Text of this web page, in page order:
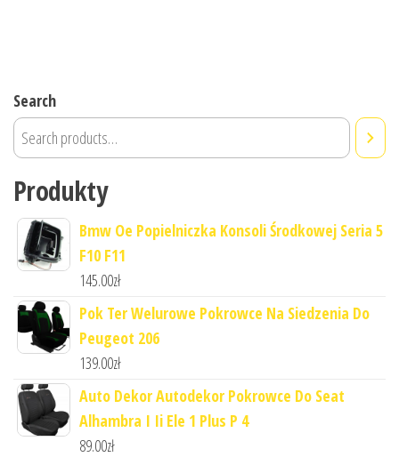
Search
Produkty
Bmw Oe Popielniczka Konsoli Środkowej Seria 5
F10 F11
145.00zł
Pok Ter Welurowe Pokrowce Na Siedzenia Do
Peugeot 206
139.00zł
Auto Dekor Autodekor Pokrowce Do Seat
Alhambra I Ii Ele 1 Plus P 4
89.00zł